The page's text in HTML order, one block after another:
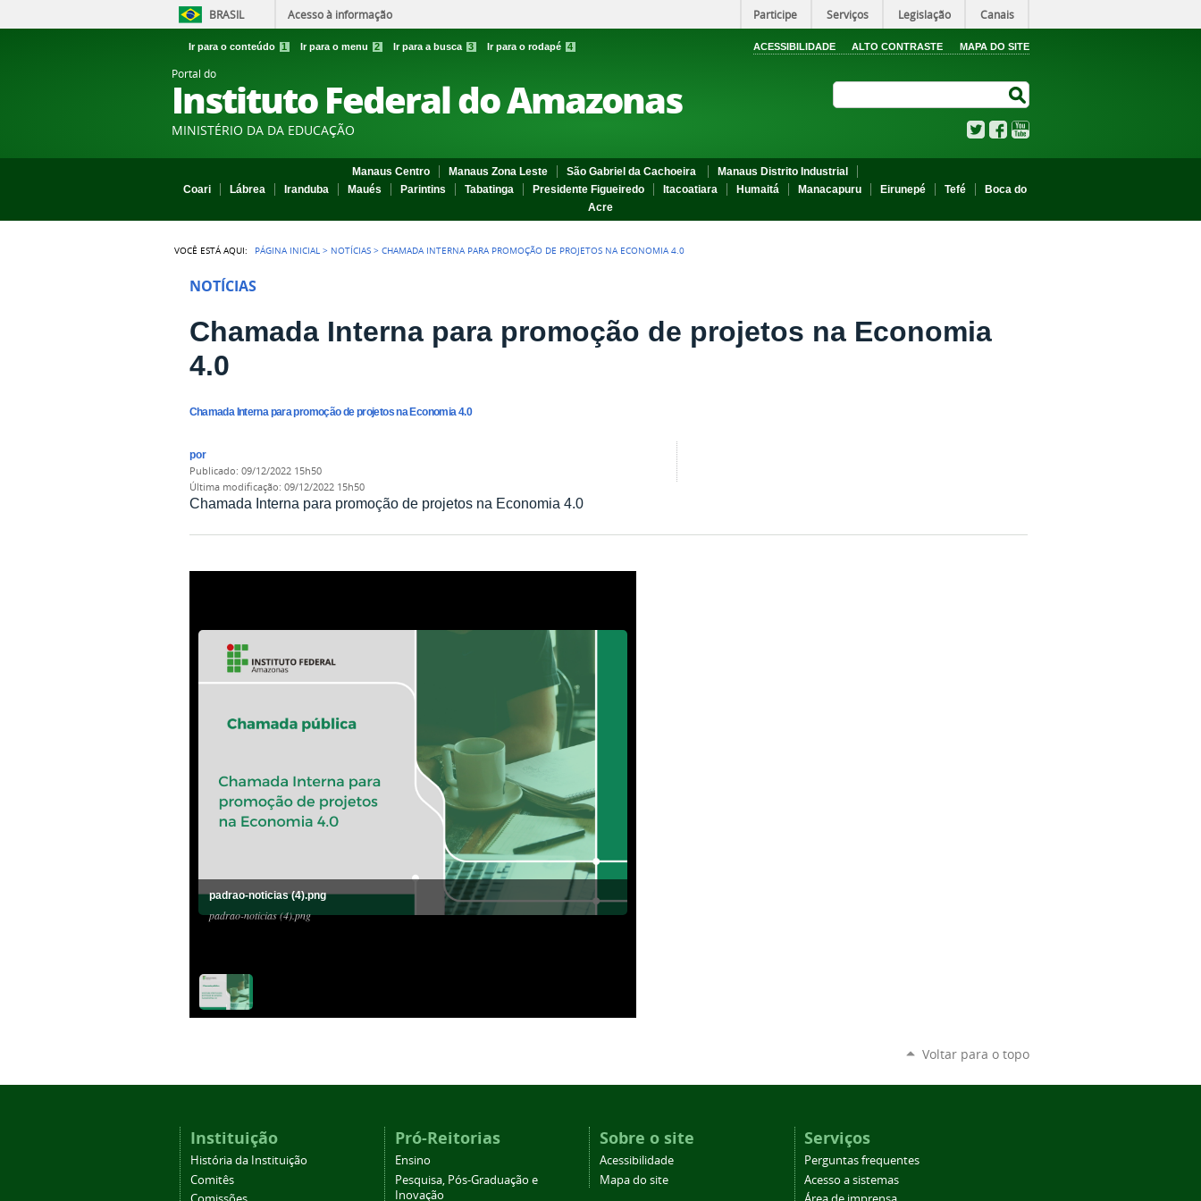
BRASIL Acesso à informação Participe Serviços Legislação Canais
Ir para o conteúdo 1 Ir para o menu 2 Ir para a busca 3 Ir para o rodapé 4 ACESSIBILIDADE ALTO CONTRASTE MAPA DO SITE
Portal do
Instituto Federal do Amazonas
MINISTÉRIO DA DA EDUCAÇÃO TwitterFacebook
Manaus Centro Manaus Zona Leste São Gabriel da Cachoeira
Manaus Distrito Industrial
Coari
Lábrea Iranduba Maués Parintins Tabatinga Presidente Figueiredo Itacoatiara Humaitá Manacapuru Eirunepé Tefé
Boca do
Acre
VOCÊ ESTÁ AQUI: PÁGINA INICIAL > NOTÍCIAS >CHAMADA INTERNA PARA PROMOÇÃO DE PROJETOS NA ECONOMIA 4.0
NOTÍCIAS
Chamada Interna para promoção de projetos na Economia
4.0
Chamada Interna para promoção de projetos na Economia 4.0
por
publicado: 09/12/2022 15h50
última modificação: 09/12/2022 15h50
Chamada Interna para promoção de projetos na Economia 4.0
padrao-noticias (4).png
padrao-noticias (4).png
Voltar para o topo
Instituição
História da Instituição
Comitês
Pró-Reitorias
Ensino
Pesquisa, Pós-Graduação e
Inovação
Sobre o site
Acessibilidade
Mapa do site
Serviços
Perguntas frequentes
Acesso a sistemas